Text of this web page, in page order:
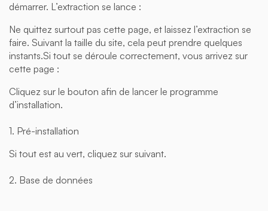
démarrer. L’extraction se lance :
Ne quittez surtout pas cette page, et laissez l’extraction se
faire. Suivant la taille du site, cela peut prendre quelques
instants.Si tout se déroule correctement, vous arrivez sur
cette page :
Cliquez sur le bouton afin de lancer le programme
d’installation.
1. Pré-installation
Si tout est au vert, cliquez sur suivant.
2. Base de données